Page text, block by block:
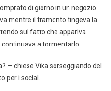
di giorno in un negozio
mentre il tramonto tingeva la
sul fatto che appariva
a tormentarlo.
— chiese Vika sorseggiando del
per i social.